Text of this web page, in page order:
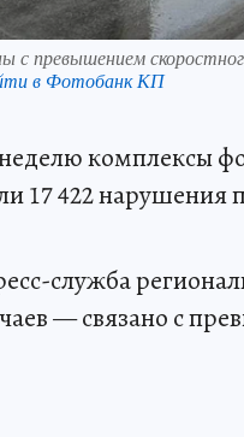
с превышением
в Фотобанк КП
комплексы
17 422
служба
— связано с